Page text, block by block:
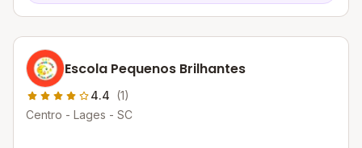
Escola Pequenos Brilhantes
4.4 (1)
Centro - Lages - SC